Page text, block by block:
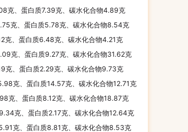
克、蛋白质7.39克、碳水化合物4.89克
克、蛋白质5.78克、碳水化合物8.54克
克、蛋白质6.48克、碳水化合物4.21克
克、蛋白质9.27克、碳水化合物31.62克
克、蛋白质2.29克、碳水化合物9.73克
克、蛋白质14.57克、碳水化合物12.71克
克、蛋白质8.12克、碳水化合物18.87克
克、蛋白质2.17克、碳水化合物12.64克
克、蛋白质8.81克、碳水化合物8.53克